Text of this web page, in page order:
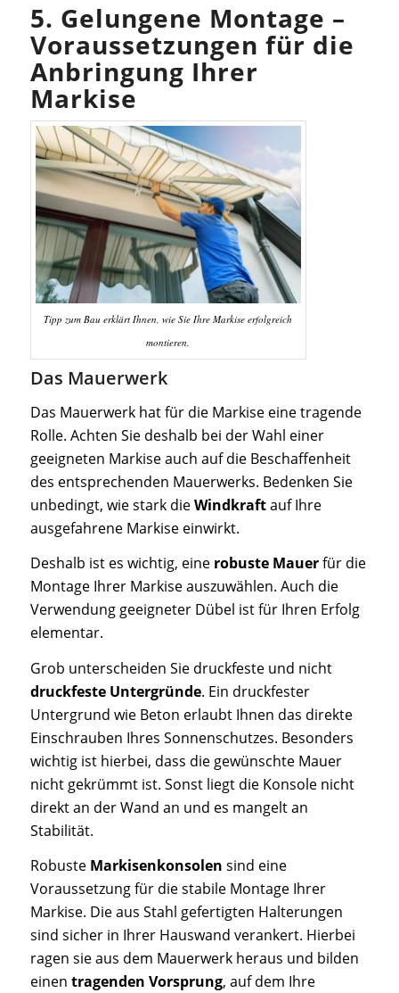
5. Gelungene Montage –
Voraussetzungen für die
Anbringung Ihrer
Markise
Tipp zum Bau erklärt Ihnen, wie Sie Ihre Markise erfolgreich
montieren.
Das Mauerwerk
Das Mauerwerk hat für die Markise eine tragende
Rolle. Achten Sie deshalb bei der Wahl einer
geeigneten Markise auch auf die Beschaffenheit
des entsprechenden Mauerwerks. Bedenken Sie
unbedingt, wie stark dieWindkraftauf Ihre
ausgefahrene Markise einwirkt.
Deshalb ist es wichtig, eine robuste Mauerfür die
Montage Ihrer Markise auszuwählen. Auch die
Verwendung geeigneter Dübel ist für Ihren Erfolg
elementar.
Grob unterscheiden Sie druckfeste und nicht
druckfeste Untergründe. Ein druckfester
Untergrund wie Beton erlaubt Ihnen das direkte
Einschrauben Ihres Sonnenschutzes. Besonders
wichtig ist hierbei, dass die gewünschte Mauer
nicht gekrümmt ist. Sonst liegt die Konsole nicht
direkt an der Wand an und es mangelt an
Stabilität.
Robuste Markisenkonsolen sind eine
Voraussetzung für die stabile Montage Ihrer
Markise. Die aus Stahl gefertigten Halterungen
sind sicher in Ihrer Hauswand verankert. Hierbei
ragen sie aus dem Mauerwerk heraus und bilden
einen tragenden Vorsprung, auf dem Ihre